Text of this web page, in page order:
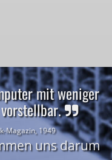
mit weniger
vorstellbar.
Magazin, 1949
uns darum